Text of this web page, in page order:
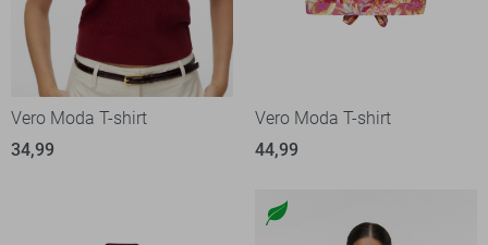
Vero Moda T-shirt
34,99
Vero Moda T-shirt
44,99